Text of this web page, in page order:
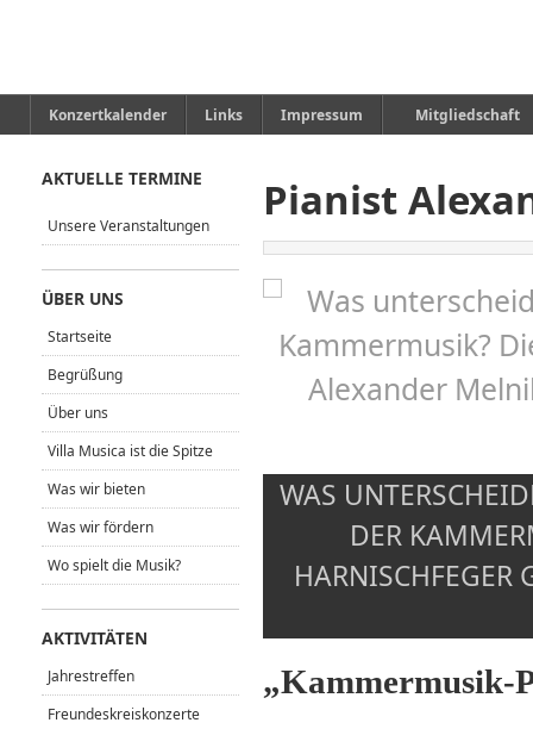
Konzertkalender Links Impressum Mitgliedschaft
Pianist
WAS
DER
HARNISCHFEGER
„Kammermusik-
AKTUELLE TERMINE
Unsere Veranstaltungen
ÜBER UNS
Startseite
Begrüßung
Über uns
Villa Musica ist die Spitze
Was wir bieten
Was wir fördern
Wo spielt die Musik?
AKTIVITÄTEN
Jahrestreffen
Freundeskreiskonzerte